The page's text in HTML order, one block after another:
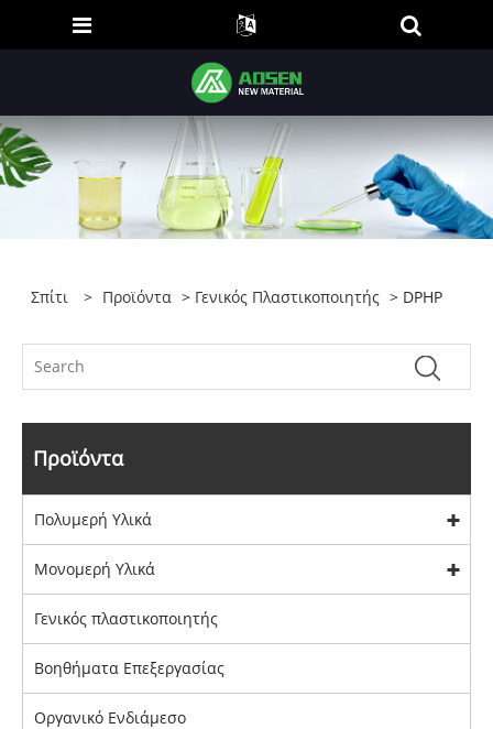
Σπίτι > Προϊόντα > Γενικός Πλαστικοποιητής > DPHP
Προϊόντα
Πολυμερή Υλικά
Μονομερή Υλικά
Γενικός πλαστικοποιητής
Βοηθήματα Επεξεργασίας
Οργανικό Ενδιάμεσο